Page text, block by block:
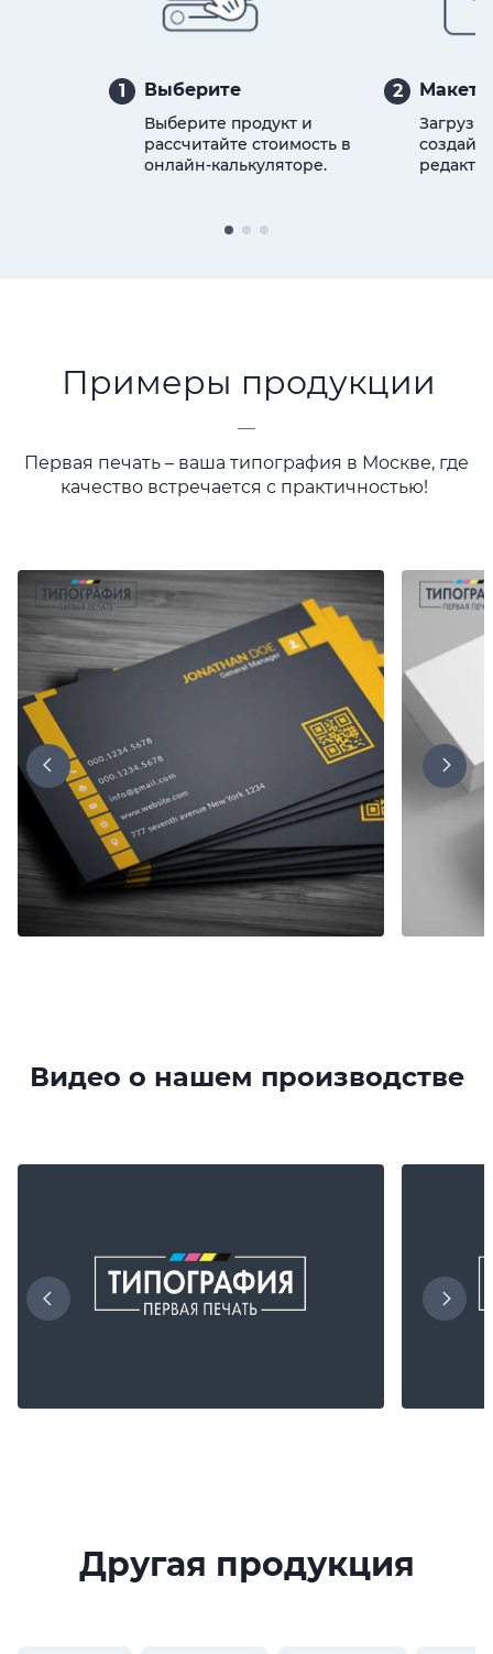
1 Выберите
Выберите продукт и
рассчитайте стоимость в
онлайн-калькуляторе.
2 Макет
Примеры продукции
—
Первая печать – ваша типография в Москве, где
качество встречается с практичностью!
Видео о нашем производстве
Другая продукция